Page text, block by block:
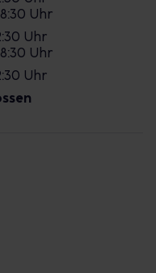
Uhr
Uhr
Uhr
Uhr